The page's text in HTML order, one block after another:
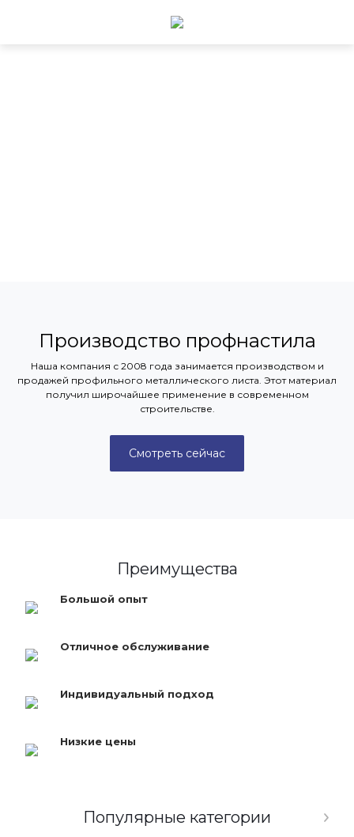
Производство профнастила
Наша компания с 2008 года занимается производством и
продажей профильного металлического листа. Этот материал
получил широчайшее применение в современном
строительстве.
Смотреть сейчас
Преимущества
Большой опыт
Отличное обслуживание
Индивидуальный подход
Низкие цены
Популярные категории